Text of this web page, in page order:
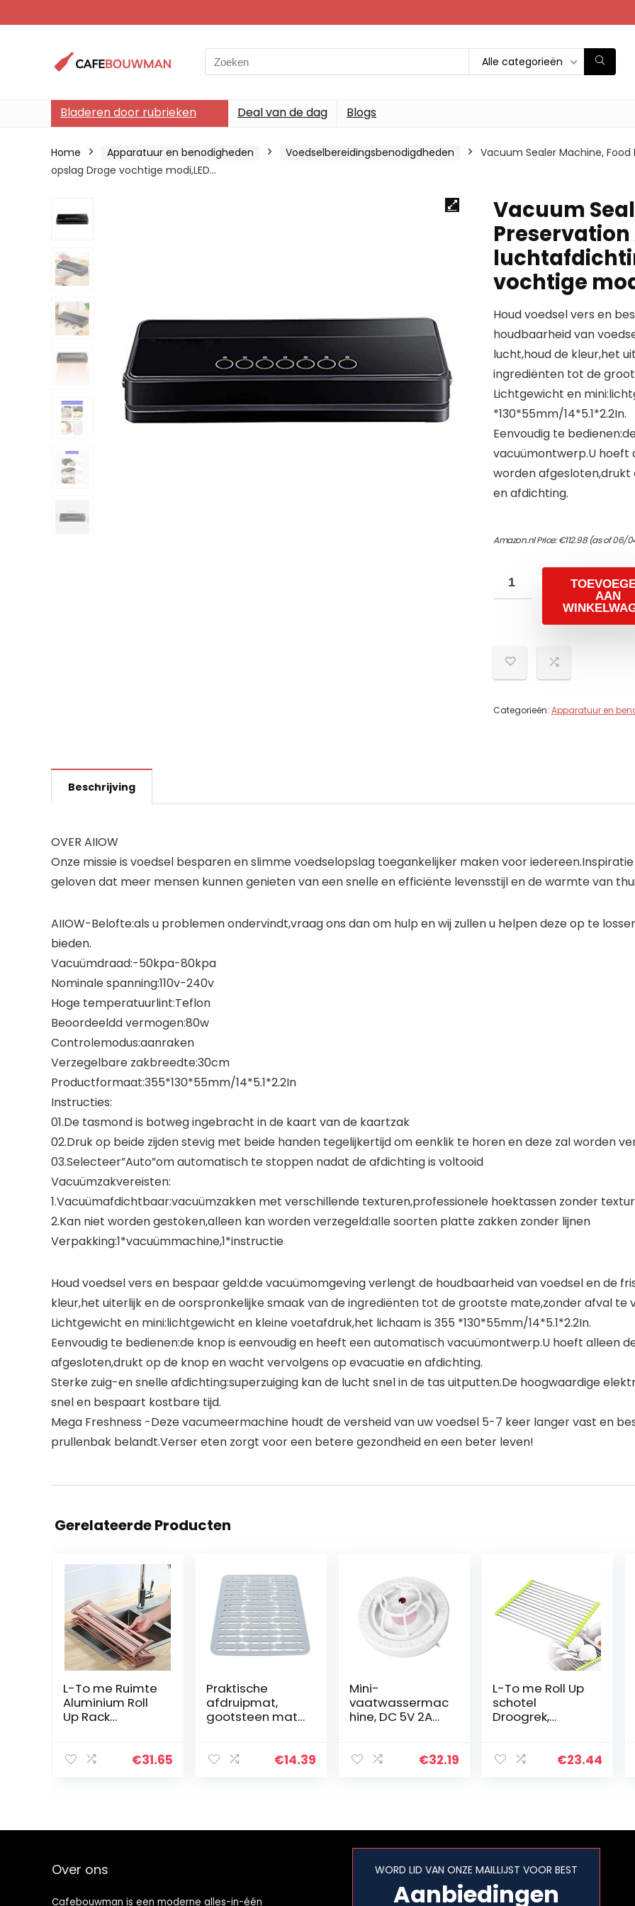
Search
for:
Alle categorieën
Bladeren door rubrieken Deal van de dag Blogs
Home Apparatuur en benodigheden Voedselbereidingsbenodigdheden
Vacuum Sealer Machine,
opslag Droge vochtige modi,LED…
Vacuum
vochtige
Houd voedsel vers en
houdbaarheid van
lucht,houd de kleur,het
ingrediënten tot de
Lichtgewicht en
*130*55mm/14*5.1*2.2In.
Eenvoudig te
vacuümontwerp.U hoeft
worden
en afdichting.
Amazon.nl Price:€112.98(as of 06/
AAN
Categorieën: Apparatuur en
Beschrijving
OVER AIIOW
Onze missie is voedsel besparen en slimme voedselopslag toegankelijker maken voor
geloven dat meer mensen kunnen genieten van een snelle en efficiënte levensstijl en de warmte van
AIIOW-Belofte:als u problemen ondervindt,vraag ons dan om hulp en wij zullen u helpen deze op te
bieden.
Vacuümdraad:-50kpa-80kpa
Nominale spanning:110v-240v
Hoge temperatuurlint:Teflon
Beoordeeldd vermogen:80w
Controlemodus:aanraken
Verzegelbare zakbreedte:30cm
Productformaat:355*130*55mm/14*5.1*2.2In
Instructies:
01.De tasmond is botweg ingebracht in de kaart van de kaartzak
02.Druk op beide zijden stevig met beide handen tegelijkertijd om een​klik te horen en deze zal worden
03.Selecteer”Auto”om automatisch te stoppen nadat de afdichting is voltooid
Vacuümzakvereisten:
1.Vacuümafdichtbaar:vacuümzakken met verschillende texturen,professionele hoektassen zonder
2.Kan niet worden gestoken,alleen kan worden verzegeld:alle soorten platte zakken zonder lijnen
Verpakking:1*vacuümmachine,1*instructie
Houd voedsel vers en bespaar geld:de vacuümomgeving verlengt de houdbaarheid van voedsel en de
kleur,het uiterlijk en de oorspronkelijke smaak van de ingrediënten tot de grootste mate,zonder afval te
Lichtgewicht en mini:lichtgewicht en kleine voetafdruk,het lichaam is 355 *130*55mm/14*5.1*2.2In.
Eenvoudig te bedienen:de knop is eenvoudig en heeft een automatisch vacuümontwerp.U hoeft alleen
afgesloten,drukt op de knop en wacht vervolgens op evacuatie en afdichting.
Sterke zuig-en snelle afdichting:superzuiging kan de lucht snel in de tas uitputten.De hoogwaardige
snel en bespaart kostbare tijd.
Mega Freshness -Deze vacumeermachine houdt de versheid van uw voedsel 5-7 keer langer vast en
prullenbak belandt.Verser eten zorgt voor een betere gezondheid en een beter leven!
Gerelateerde Producten
L-To me Ruimte
Aluminium Roll
Up Rack
gootsteen,Multi
€31.65
Praktische
afdruipmat,
gootsteen mat
antislip
€14.39
Mini-
vaatwassermac
hine, DC 5V 2A
en en
voor…
€32.19
L-To me Roll Up
schotel
Droogrek,
meerdere
€23.44
Over ons
Cafebouwman is een moderne alles-in-één
WORD LID VAN ONZE MAILLIJST VOOR BEST
Aanbiedingen